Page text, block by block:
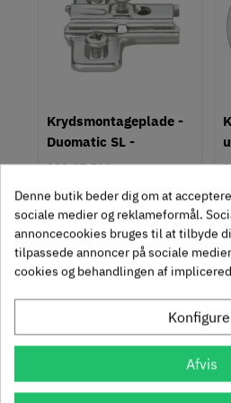
Metalfarvet
Type
Skålegreb
Klassisk
TilstandNy
Krydsmontageplade -
Duomatic SL -
Euroskruer
329.87.510
9,25 kr -50%
4 63 Inkl. moms
312 stk på lager
5
Se også disse
Denne butik beder dig om at
sociale medier og reklameformål.
annoncecookies bruges til at tilbyde
tilpassede annoncer på sociale
cookies og behandlingen af
Afvis